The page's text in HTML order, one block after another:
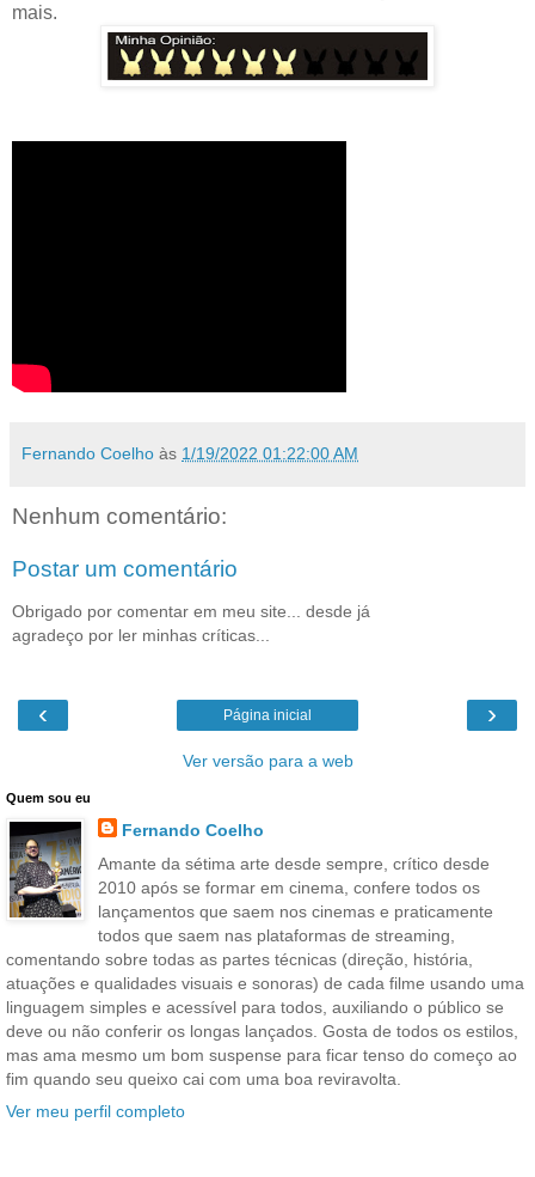
mais.
Fernando Coelho às 1/19/2022 01:22:00 AM
Nenhum comentário:
Postar um comentário
Obrigado por comentar em meu site... desde já
agradeço por ler minhas críticas...
‹ ›
Página inicial
Ver versão para a web
Quem sou eu
Fernando Coelho
Amante da sétima arte desde sempre, crítico desde
2010 após se formar em cinema, confere todos os
lançamentos que saem nos cinemas e praticamente
todos que saem nas plataformas de streaming,
comentando sobre todas as partes técnicas (direção, história,
atuações e qualidades visuais e sonoras) de cada filme usando uma
linguagem simples e acessível para todos, auxiliando o público se
deve ou não conferir os longas lançados. Gosta de todos os estilos,
mas ama mesmo um bom suspense para ficar tenso do começo ao
fim quando seu queixo cai com uma boa reviravolta.
Ver meu perfil completo